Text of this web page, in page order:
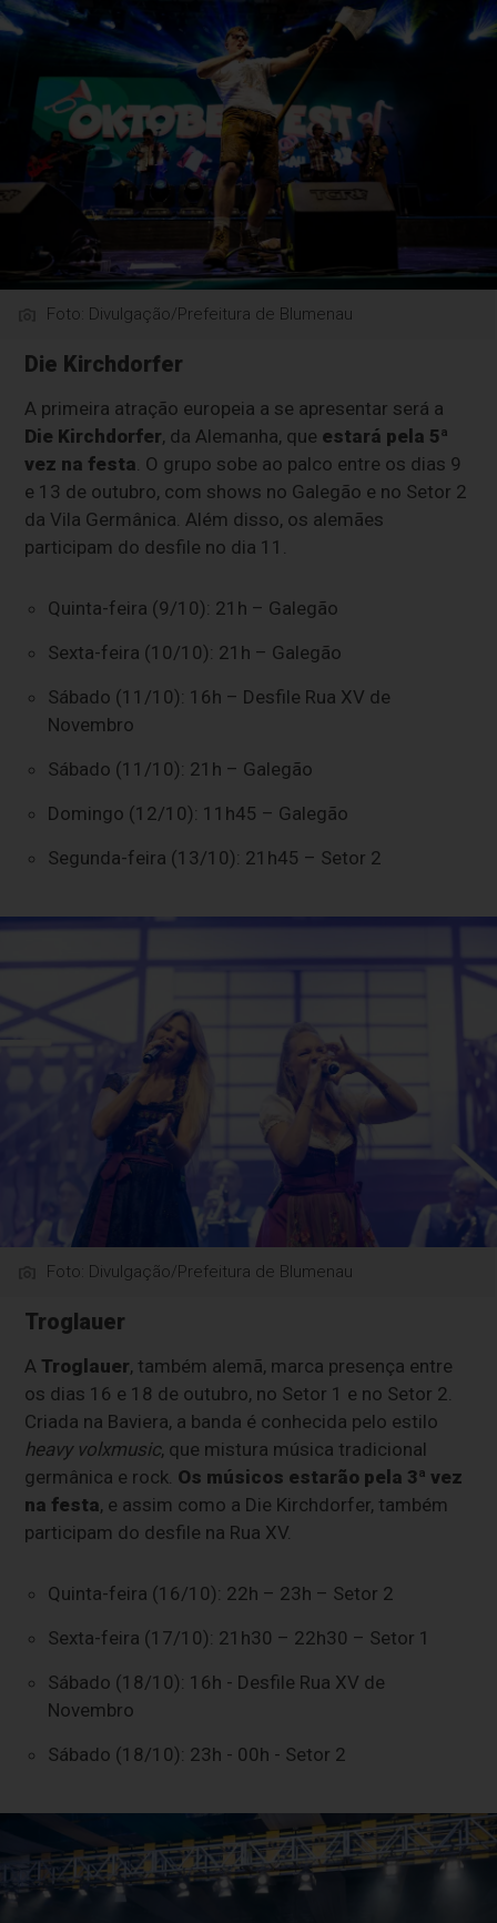
Foto: Divulgação/Prefeitura de Blumenau
Die Kirchdorfer
A primeira atração europeia a se apresentar será a
Die Kirchdorfer, da Alemanha, que estará pela 5ª
vez na festa . O grupo sobe ao palco entre os dias 9
e 13 de outubro, com shows no Galegão e no Setor 2
da Vila Germânica. Além disso, os alemães
participam do desfile no dia 11.
Quinta-feira (9/10): 21h – Galegão
Sexta-feira (10/10): 21h – Galegão
Sábado (11/10): 16h – Desfile Rua XV de
Novembro
Sábado (11/10): 21h – Galegão
Domingo (12/10): 11h45 – Galegão
Segunda-feira (13/10): 21h45 – Setor 2
Foto: Divulgação/Prefeitura de Blumenau
Troglauer
A Troglauer, também alemã, marca presença entre
os dias 16 e 18 de outubro, no Setor 1 e no Setor 2.
Criada na Baviera, a banda é conhecida pelo estilo
heavy volxmusic, que mistura música tradicional
germânica e rock. Os músicos estarão pela 3ª vez
na festa, e assim como a Die Kirchdorfer, também
participam do desfile na Rua XV.
Quinta-feira (16/10): 22h – 23h – Setor 2
Sexta-feira (17/10): 21h30 – 22h30 – Setor 1
Sábado (18/10): 16h - Desfile Rua XV de
Novembro
Sábado (18/10): 23h - 00h - Setor 2